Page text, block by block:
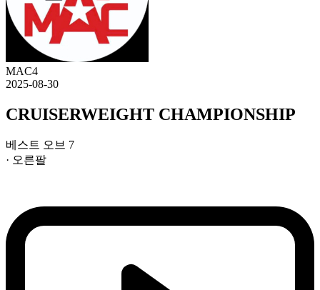
MAC4
2025-08-30
CRUISERWEIGHT CHAMPIONSHIP
베스트 오브 7
· 오른팔